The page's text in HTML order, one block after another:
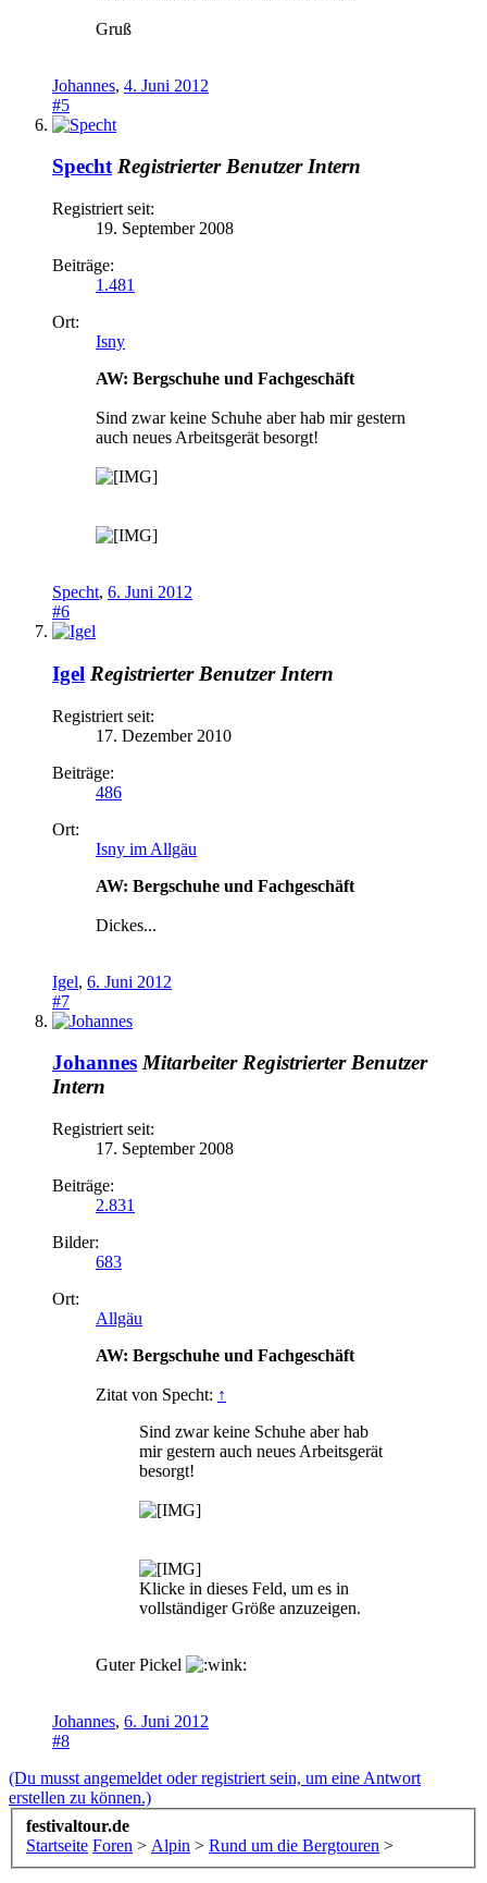
Gruß
Johannes, 4. Juni 2012
#5
Specht Registrierter Benutzer Intern
Registriert seit:
19. September 2008
Beiträge:
1.481
Ort:
Isny
AW: Bergschuhe und Fachgeschäft
Sind zwar keine Schuhe aber hab mir gestern
auch neues Arbeitsgerät besorgt!
Specht, 6. Juni 2012
#6
Igel Registrierter Benutzer Intern
Registriert seit:
17. Dezember 2010
Beiträge:
486
Ort:
Isny im Allgäu
AW: Bergschuhe und Fachgeschäft
Dickes...
Igel, 6. Juni 2012
#7
Johannes Mitarbeiter Registrierter Benutzer
Intern
Registriert seit:
17. September 2008
Beiträge:
2.831
Bilder:
683
Ort:
Allgäu
AW: Bergschuhe und Fachgeschäft
Zitat von Specht: ↑
Sind zwar keine Schuhe aber hab
mir gestern auch neues Arbeitsgerät
besorgt!
Klicke in dieses Feld, um es in
vollständiger Größe anzuzeigen.
Guter Pickel
Johannes, 6. Juni 2012
#8
(Du musst angemeldet oder registriert sein, um eine Antwort
erstellen zu können.)
festivaltour.de
Startseite Foren > Alpin > Rund um die Bergtouren >